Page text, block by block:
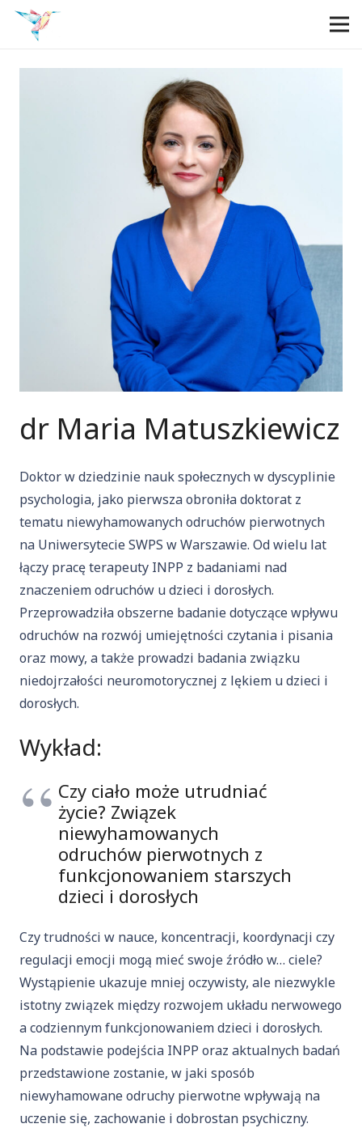
dr Maria Matuszkiewicz
Doktor w dziedzinie nauk społecznych w dyscyplinie
psychologia, jako pierwsza obroniła doktorat z
tematu niewyhamowanych odruchów pierwotnych
na Uniwersytecie SWPS w Warszawie. Od wielu lat
łączy pracę terapeuty INPP z badaniami nad
znaczeniem odruchów u dzieci i dorosłych.
Przeprowadziła obszerne badanie dotyczące wpływu
odruchów na rozwój umiejętności czytania i pisania
oraz mowy, a także prowadzi badania związku
niedojrzałości neuromotorycznej z lękiem u dzieci i
dorosłych.
Wykład:
Czy ciało może utrudniać
życie? Związek
niewyhamowanych
odruchów pierwotnych z
funkcjonowaniem starszych
dzieci i dorosłych
Czy trudności w nauce, koncentracji, koordynacji czy
regulacji emocji mogą mieć swoje źródło w… ciele?
Wystąpienie ukazuje mniej oczywisty, ale niezwykle
istotny związek między rozwojem układu nerwowego
a codziennym funkcjonowaniem dzieci i dorosłych.
Na podstawie podejścia INPP oraz aktualnych badań
przedstawione zostanie, w jaki sposób
niewyhamowane odruchy pierwotne wpływają na
uczenie się, zachowanie i dobrostan psychiczny.